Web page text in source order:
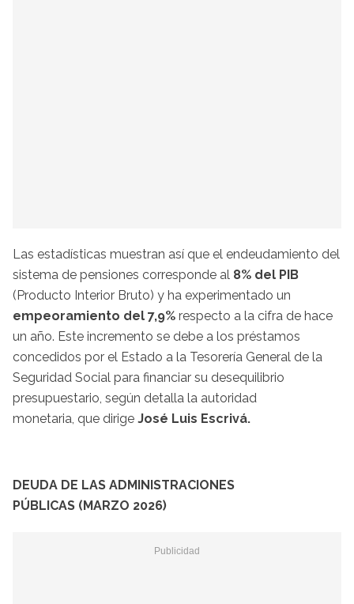
Las estadísticas muestran así que el endeudamiento del
sistema de pensiones corresponde al 8% del PIB
(Producto Interior Bruto) y ha experimentado un
empeoramiento del 7,9% respecto a la cifra de hace
un año. Este incremento se debe a los préstamos
concedidos por el Estado a la Tesorería General de la
Seguridad Social para financiar su desequilibrio
presupuestario, según detalla la autoridad
monetaria, que dirige José Luis Escrivá.
DEUDA DE LAS ADMINISTRACIONES
PÚBLICAS (MARZO 2026)